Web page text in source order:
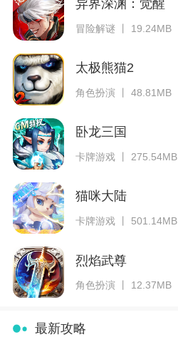
异界深渊：觉醒
冒险解谜 丨 19.24MB
太极熊猫2
角色扮演 丨 48.81MB
卧龙三国
卡牌游戏 丨 275.54MB
猫咪大陆
卡牌游戏 丨 501.14MB
烈焰武尊
角色扮演 丨 12.37MB
最新攻略